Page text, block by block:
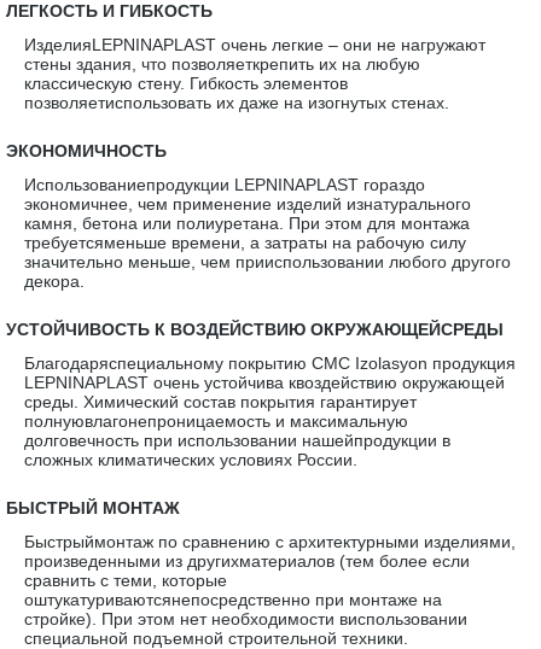
ЛЕГКОСТЬ И ГИБКОСТЬ
ИзделияLEPNINAPLAST очень легкие – они не нагружают
стены здания, что позволяеткрепить их на любую
классическую стену. Гибкость элементов
позволяетиспользовать их даже на изогнутых стенах.
ЭКОНОМИЧНОСТЬ
Использованиепродукции LEPNINAPLAST гораздо
экономичнее, чем применение изделий изнатурального
камня, бетона или полиуретана. При этом для монтажа
требуетсяменьше времени, а затраты на рабочую силу
значительно меньше, чем прииспользовании любого другого
декора.
УСТОЙЧИВОСТЬ К ВОЗДЕЙСТВИЮ ОКРУЖАЮЩЕЙСРЕДЫ
Благодаряспециальному покрытию CMC Izolasyon продукция
LEPNINAPLAST очень устойчива квоздействию окружающей
среды. Химический состав покрытия гарантирует
полнуювлагонепроницаемость и максимальную
долговечность при использовании нашейпродукции в
сложных климатических условиях России.
БЫСТРЫЙ МОНТАЖ
Быстрыймонтаж по сравнению с архитектурными изделиями,
произведенными из другихматериалов (тем более если
сравнить с теми, которые
оштукатуриваютсянепосредственно при монтаже на
стройке). При этом нет необходимости виспользовании
специальной подъемной строительной техники.